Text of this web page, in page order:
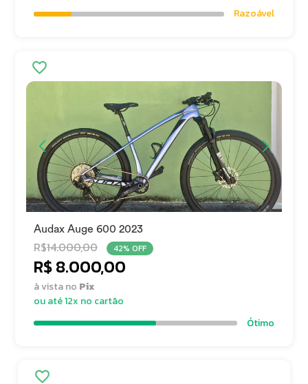
Razoável
Audax Auge 600 2023
R$14.000,00 42% OFF
R$ 8.000,00
à vista no Pix
ou até 12x no cartão
Ótimo